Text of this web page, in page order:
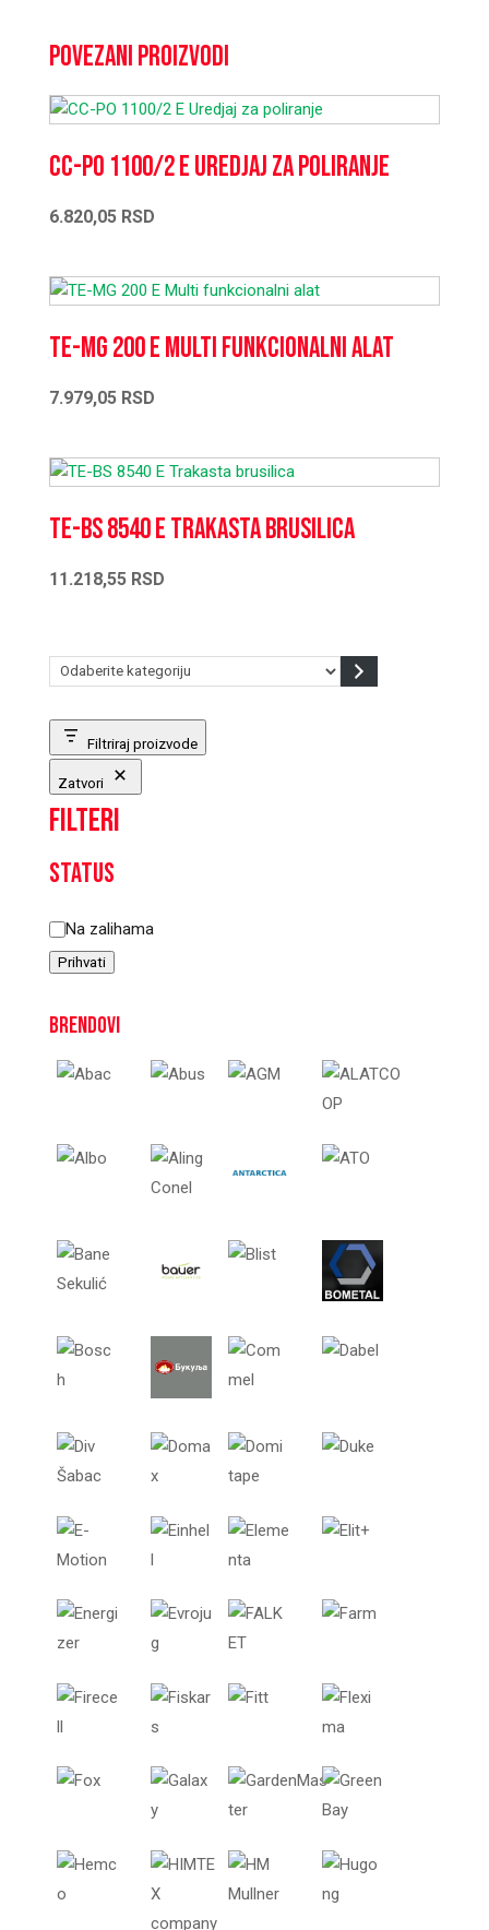
Povezani proizvodi
CC-PO 1100/2 E Uredjaj za poliranje
6.820,05 RSD
TE-MG 200 E Multi funkcionalni alat
7.979,05 RSD
TE-BS 8540 E Trakasta brusilica
11.218,55 RSD
Odaberite
Filtriraj proizvode
Zatvori
Filteri
Status
Status
Na zalihama
Prihvati
Brendovi